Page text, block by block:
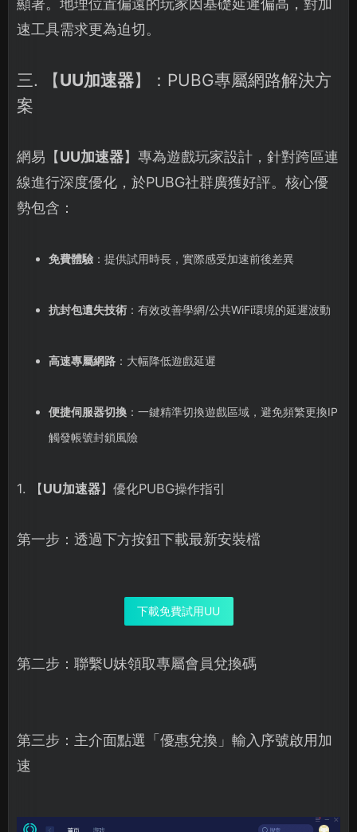
顯著。地理位置偏遠的玩家因基礎延遲偏高，對加
速工具需求更為迫切。
三. 【UU加速器】：PUBG專屬網路解決方
案
網易【UU加速器】專為遊戲玩家設計，針對跨區連
線進行深度優化，於PUBG社群廣獲好評。核心優
勢包含：
免費體驗：提供試用時長，實際感受加速前後差異
抗封包遺失技術：有效改善學網/公共WiFi環境的延遲波動
高速專屬網路：大幅降低遊戲延遲
便捷伺服器切換：一鍵精準切換遊戲區域，避免頻繁更換IP
觸發帳號封鎖風險
1. 【UU加速器】優化PUBG操作指引
第一步：透過下方按鈕下載最新安裝檔
下載免費試用UU
第二步：聯繫U妹領取專屬會員兌換碼
第三步：主介面點選「優惠兌換」輸入序號啟用加
速